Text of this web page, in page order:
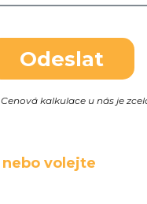
Odeslat
Cenová kalkulace u nás je
nebo volejte